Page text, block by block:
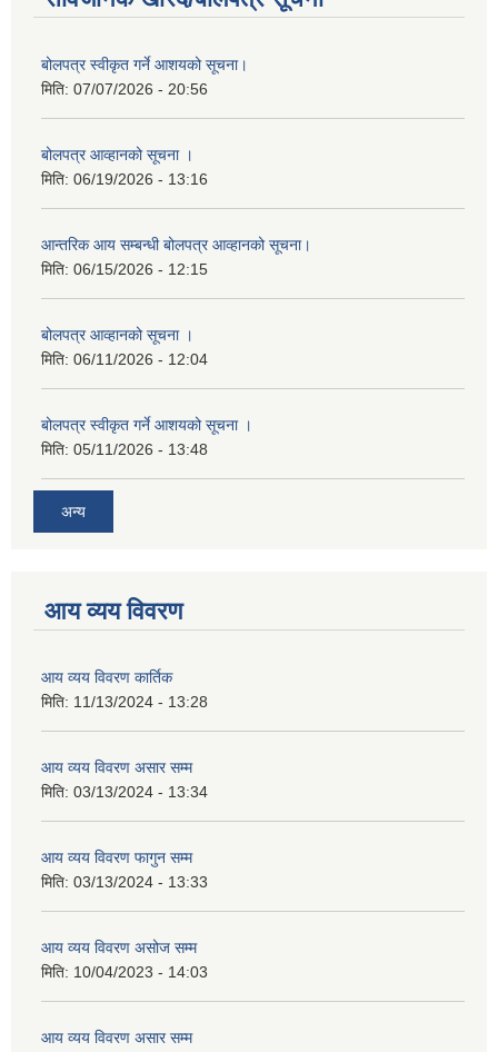
बोलपत्र स्वीकृत गर्ने आशयको सूचना।
मिति: 07/07/2026 - 20:56
बोलपत्र आव्हानको सूचना ।
मिति: 06/19/2026 - 13:16
आन्तरिक आय सम्बन्धी बोलपत्र आव्हानको सूचना।
मिति: 06/15/2026 - 12:15
बोलपत्र आव्हानको सूचना ।
मिति: 06/11/2026 - 12:04
बोलपत्र स्वीकृत गर्ने आशयको सूचना ।
मिति: 05/11/2026 - 13:48
अन्य
आय व्यय विवरण
आय व्यय विवरण कार्तिक
मिति: 11/13/2024 - 13:28
आय व्यय विवरण असार सम्म
मिति: 03/13/2024 - 13:34
आय व्यय विवरण फागुन सम्म
मिति: 03/13/2024 - 13:33
आय व्यय विवरण असोज सम्म
मिति: 10/04/2023 - 14:03
आय व्यय विवरण असार सम्म